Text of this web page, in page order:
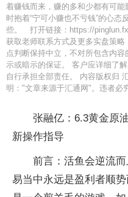
着赚钱而来，赚的多和少都有可
时抱着“宁可小赚也不亏钱”的心态
些。 打开链接：https://
获取老师联系方式及更多实盘策
点判断保持中立，不对所包含内
示或暗示的保证。 客户应详细了
自行承担全部责任。 内容版权归
明："文章来源于汇通网"。违者必
张融亿：6.3黄金原
新操作指导
前言：活鱼会逆流
易当中永远是盈利者顺